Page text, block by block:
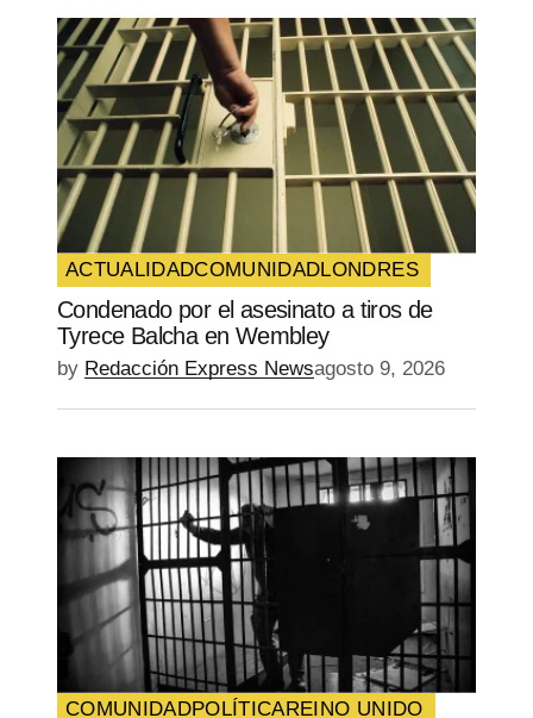
Your Name*
Your E-mail *
Guarda mi nombre, correo electrónico y
web en este navegador para la próxima
vez que comente.
SUBMIT COMMENT
ACTUALIDADCOMUNIDADLONDRES
Condenado por el asesinato a tiros de
Tyrece Balcha en Wembley
by Redacción Express Newsagosto 9, 2026
COMUNIDADPOLÍTICAREINO UNIDO